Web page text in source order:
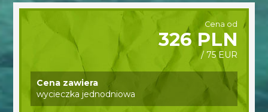
Cena od
326 PLN
/ 75 EUR
Cena zawiera
wycieczka jednodniowa